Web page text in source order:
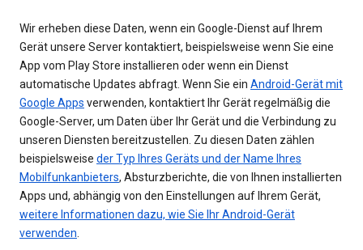
Wir erheben diese Daten, wenn ein Google-Dienst auf Ihrem
Gerät unsere Server kontaktiert, beispielsweise wenn Sie eine
App vom Play Store installieren oder wenn ein Dienst
automatische Updates abfragt. Wenn Sie ein Android-Gerät mit
Google Apps verwenden, kontaktiert Ihr Gerät regelmäßig die
Google-Server, um Daten über Ihr Gerät und die Verbindung zu
unseren Diensten bereitzustellen. Zu diesen Daten zählen
beispielsweise der Typ Ihres Geräts und der Name Ihres
Mobilfunkanbieters, Absturzberichte, die von Ihnen installierten
Apps und, abhängig von den Einstellungen auf Ihrem Gerät,
weitere Informationen dazu, wie Sie Ihr Android-Gerät
verwenden.